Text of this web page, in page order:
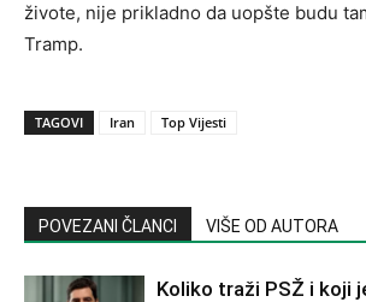
živote, nije prikladno da uopšte budu
Tramp.
TAGOVI Iran Top Vijesti
POVEZANI ČLANCI VIŠE OD AUTORA
Koliko traži PSŽ i koji